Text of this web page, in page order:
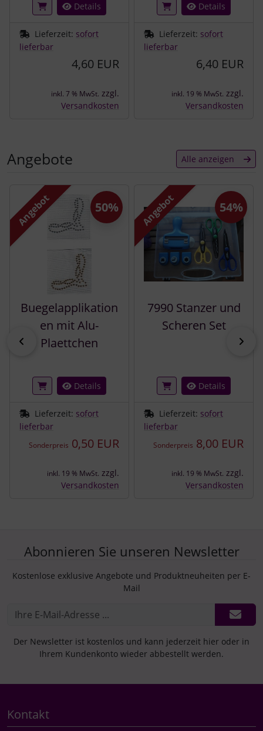
Details
Lieferzeit: sofort
lieferbar
4,60 EUR
inkl. 7 % MwSt. zzgl.
Versandkosten
Details
Lieferzeit: sofort
lieferbar
6,40 EUR
inkl. 19 % MwSt. zzgl.
Versandkosten
Angebote Alle anzeigen
Es folgt ein Produktslider - navigieren Sie mit der Tab-
zurück
Angebot
Buegelapplikation
en mit Alu-
Plaettchen
Details
Lieferzeit: sofort
lieferbar
Sonderpreis 0,50 EUR
50%
inkl. 19 % MwSt. zzgl.
Versandkosten
Angebot
7990 Stanzer und
Scheren Set
Details
Lieferzeit: sofort
lieferbar
Sonderpreis 8,00 EUR
54%
inkl. 19 % MwSt. zzgl.
Versandkosten
Abonnieren Sie unseren Newsletter
Kostenlose exklusive Angebote und Produktneuheiten per E-
Mail
Der Newsletter ist kostenlos und kann jederzeit hier oder in
Ihrem Kundenkonto wieder abbestellt werden.
Kontakt